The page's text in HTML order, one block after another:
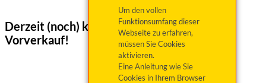
Um den vollen
Funktionsumfang dieser
Webseite zu erfahren,
müssen Sie Cookies
aktivieren.
Eine Anleitung wie Sie
Cookies in Ihrem Browser
Derzeit (noch) keine Veranstaltungen
Vorverkauf!